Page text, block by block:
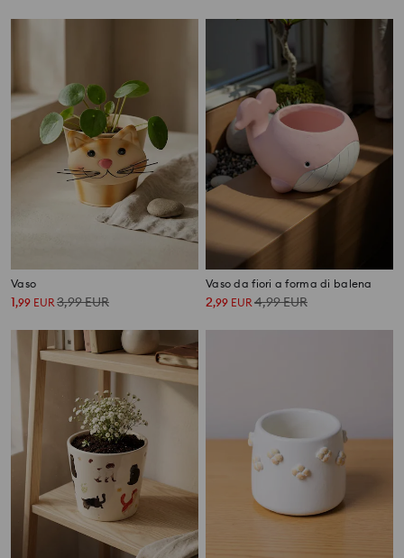
Vaso
1,99 EUR 3,99EUR
Vaso da fiori a forma di balena
2,99 EUR 4,99EUR